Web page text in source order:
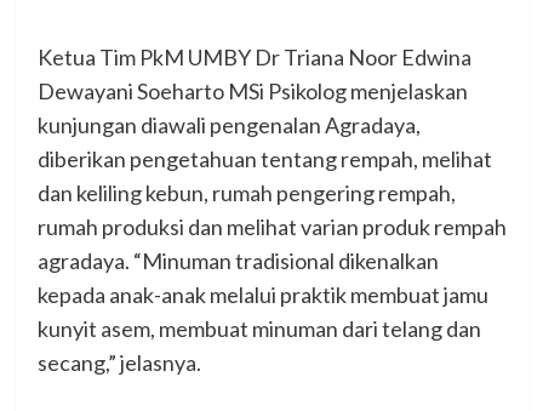
Ketua Tim PkM UMBY Dr Triana Noor Edwina
Dewayani Soeharto MSi Psikolog menjelaskan
kunjungan diawali pengenalan Agradaya,
diberikan pengetahuan tentang rempah, melihat
dan keliling kebun, rumah pengering rempah,
rumah produksi dan melihat varian produk rempah
agradaya. “Minuman tradisional dikenalkan
kepada anak-anak melalui praktik membuat jamu
kunyit asem, membuat minuman dari telang dan
secang,” jelasnya.